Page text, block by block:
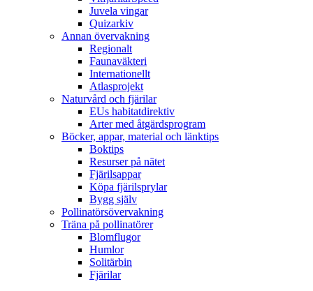
Juvela vingar
Quizarkiv
Annan övervakning
Regionalt
Faunaväkteri
Internationellt
Atlasprojekt
Naturvård och fjärilar
EUs habitatdirektiv
Arter med åtgärdsprogram
Böcker, appar, material och länktips
Boktips
Resurser på nätet
Fjärilsappar
Köpa fjärilsprylar
Bygg själv
Pollinatörsövervakning
Träna på pollinatörer
Blomflugor
Humlor
Solitärbin
Fjärilar